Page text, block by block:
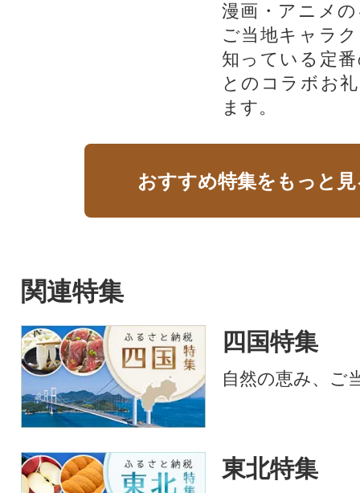
漫画・アニメ
ご当地キャラ
知っている定
とのコラボお
ます。​
おすすめ特集をもっと
関連特集
四国特集
自然の恵み、ご
東北特集